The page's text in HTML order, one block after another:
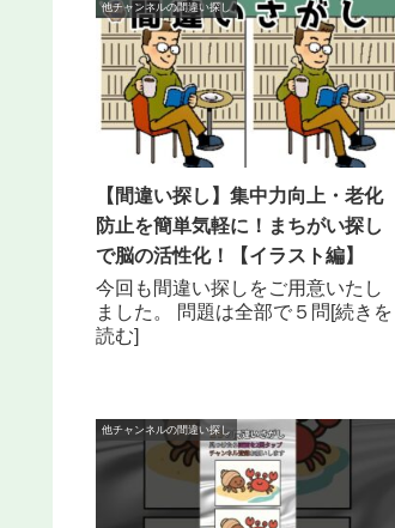
他チャンネルの間違い探し
【間違い探し】集中力向上・老化
防止を簡単気軽に！まちがい探し
で脳の活性化！【イラスト編】
今回も間違い探しをご用意いたし
ました。 問題は全部で５問[続きを
読む]
他チャンネルの間違い探し